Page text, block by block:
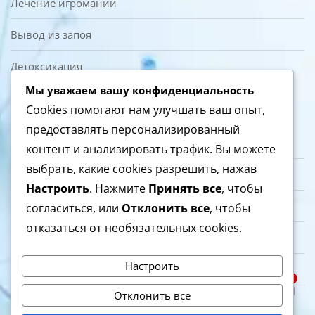
Лечение игромании
Вывод из запоя
Детоксикация
О нас
Врачи и специалисты
Лицензия и документы
Представительство в Германии
Полезные статьи
Мы уважаем вашу конфиденциальность
Cookies помогают нам улучшать ваш опыт,
предоставлять персонализированный
контент и анализировать трафик. Вы можете
выбрать, какие cookies разрешить, нажав
Настроить. Нажмите Принять все, чтобы
согласиться, или Отклонить все, чтобы
отказаться от необязательных cookies.
Настроить
Отклонить всеСпросить врача
Open